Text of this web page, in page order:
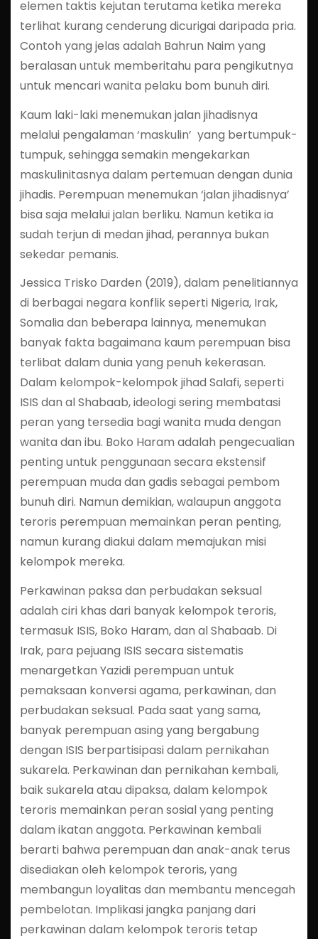
elemen taktis kejutan terutama ketika mereka
terlihat kurang cenderung dicurigai daripada pria.
Contoh yang jelas adalah Bahrun Naim yang
beralasan untuk memberitahu para pengikutnya
untuk mencari wanita pelaku bom bunuh diri.
Kaum laki-laki menemukan jalan jihadisnya
melalui pengalaman ‘maskulin’ yang bertumpuk-
tumpuk, sehingga semakin mengekarkan
maskulinitasnya dalam pertemuan dengan dunia
jihadis. Perempuan menemukan ‘jalan jihadisnya’
bisa saja melalui jalan berliku. Namun ketika ia
sudah terjun di medan jihad, perannya bukan
sekedar pemanis.
Jessica Trisko Darden (2019), dalam penelitiannya
di berbagai negara konflik seperti Nigeria, Irak,
Somalia dan beberapa lainnya, menemukan
banyak fakta bagaimana kaum perempuan bisa
terlibat dalam dunia yang penuh kekerasan.
Dalam kelompok-kelompok jihad Salafi, seperti
ISIS dan al Shabaab, ideologi sering membatasi
peran yang tersedia bagi wanita muda dengan
wanita dan ibu. Boko Haram adalah pengecualian
penting untuk penggunaan secara ekstensif
perempuan muda dan gadis sebagai pembom
bunuh diri. Namun demikian, walaupun anggota
teroris perempuan memainkan peran penting,
namun kurang diakui dalam memajukan misi
kelompok mereka.
Perkawinan paksa dan perbudakan seksual
adalah ciri khas dari banyak kelompok teroris,
termasuk ISIS, Boko Haram, dan al Shabaab. Di
Irak, para pejuang ISIS secara sistematis
menargetkan Yazidi perempuan untuk
pemaksaan konversi agama, perkawinan, dan
perbudakan seksual. Pada saat yang sama,
banyak perempuan asing yang bergabung
dengan ISIS berpartisipasi dalam pernikahan
sukarela. Perkawinan dan pernikahan kembali,
baik sukarela atau dipaksa, dalam kelompok
teroris memainkan peran sosial yang penting
dalam ikatan anggota. Perkawinan kembali
berarti bahwa perempuan dan anak-anak terus
disediakan oleh kelompok teroris, yang
membangun loyalitas dan membantu mencegah
pembelotan. Implikasi jangka panjang dari
perkawinan dalam kelompok teroris tetap